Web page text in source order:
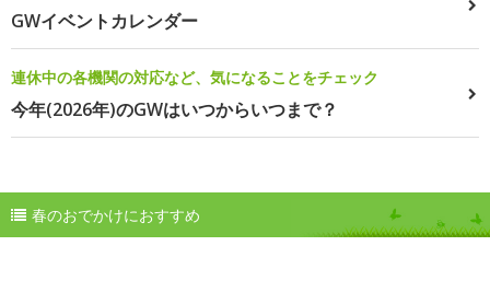
GWイベントカレンダー
連休中の各機関の対応など、気になることをチェック
今年(2026年)のGWはいつからいつまで？
春のおでかけにおすすめ